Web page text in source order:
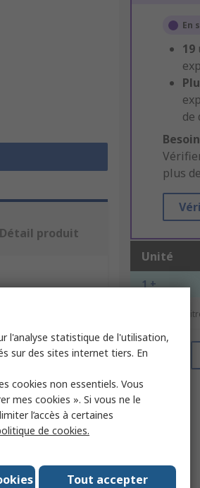
En
19
de
plus
Unité
1 +
*Prix donné à
Détail produit
CAN
l'analyse statistique de l'utilisation,
sur des sites internet tiers. En
cookies non essentiels. Vous
mes cookies ». Si vous ne le
l’accès à certaines
de cookies.
Tout accepter